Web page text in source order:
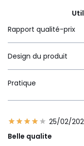
Rapport qualité-prix
Design du produit
Pratique
25/02/
Belle qualite